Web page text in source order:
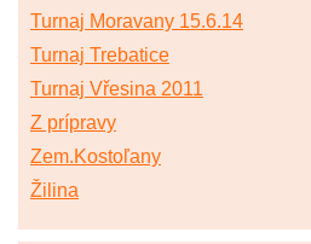
Turnaj Moravany 15.6.14
Turnaj Trebatice
Turnaj Vřesina 2011
Z prípravy
Zem.Kostoľany
Žilina